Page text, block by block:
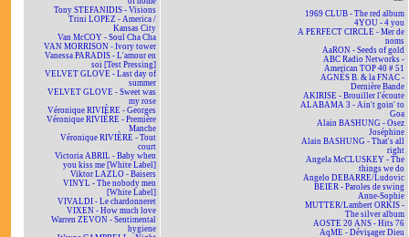
Tony STEFANIDIS - Visions
Trini LOPEZ - America /
Kansas City
Van McCOY - Soul Cha Cha
VAN MORRISON - Ivory tower
Vanessa PARADIS - L'amour en
soi [Test Pressing]
VELVET GLOVE - Last day of
summer
VELVET GLOVE - Sweet was
my rose
Véronique RIVIÈRE - Georges
Véronique RIVIÈRE - Première
Manche
Véronique RIVIÈRE - Tout
court
Victoria ABRIL - Baby when
you kiss me [White Label]
Viktor LAZLO - Baisers
VINYL - The nobody men
[White Label]
VIVALDI - Le chardonneret
VIXEN - How much love
Warren ZEVON - Sentimental
hygiene
1969 CLUB - The red album
4YOU - 4 you
A PERFECT CIRCLE - Mer de
noms
AaRON - Seeds of gold
ABC Radio Networks -
American TOP 40 # 51
AGNÈS B. & la FNAC -
Dernière Bande
AKIRISE - Brouiller l'écoute
ALABAMA 3 - Ain't goin' to
Goa
Alain BASHUNG - Osez
Joséphine
Alain BASHUNG - That's all
right
Angela McCLUSKEY - The
things we do
Angelo DEBARRE/Ludovic
BEIER - Paroles de swing
Anne-Sophie
MUTTER/Lambert ORKIS -
The silver album
AOSTE 20 ANS - Hits 76
AqME - Dévisager Dieu